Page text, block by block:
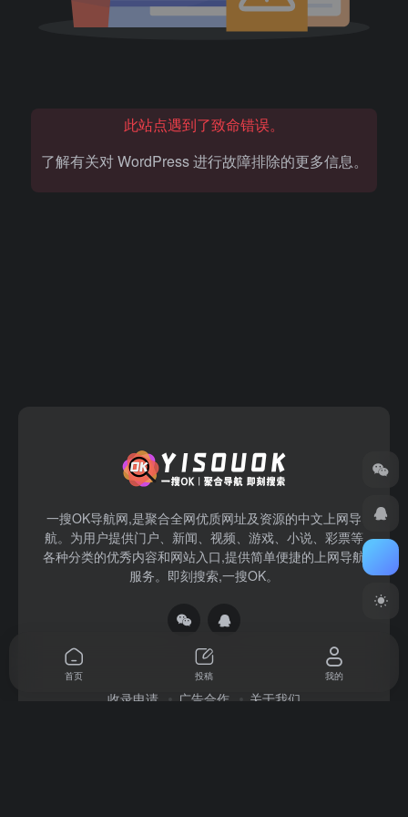
此站点遇到了致命错误。
了解有关对 WordPress 进行故障排除的更多信息。
一搜OK导航网,是聚合全网优质网址及资源的中文上网导
航。为用户提供门户、新闻、视频、游戏、小说、彩票等
各种分类的优秀内容和网站入口,提供简单便捷的上网导航
服务。即刻搜索,一搜OK。
收录申请 广告合作 关于我们
首页 投稿 我的